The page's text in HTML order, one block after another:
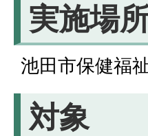
実施場
池田市保健福
対象